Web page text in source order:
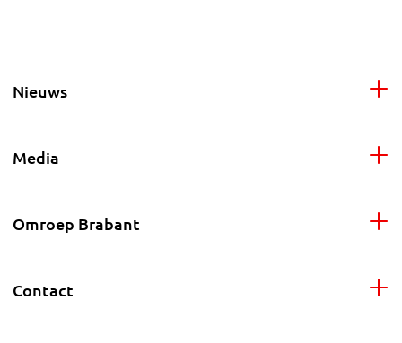
Nieuws
Media
Omroep Brabant
Contact